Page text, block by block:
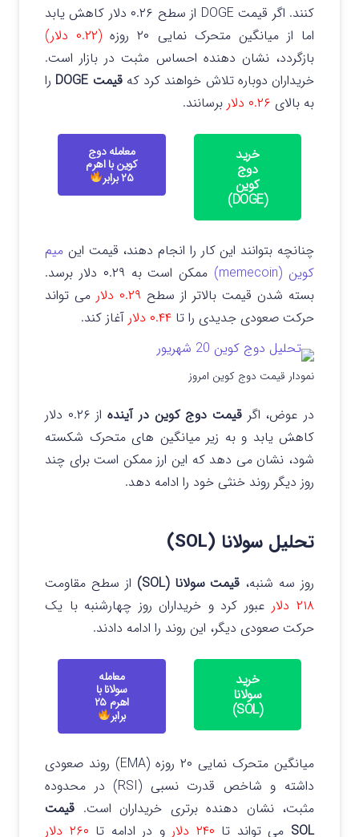
کنند.
اگر قیمت DOGE از سطح ۰.۲۶ دلار کاهش یابد
اما از میانگین متحرک نمایی ۲۰ روزه
(۰.۲۲ دلار)
بازگردد، نشان دهنده احساس مثبت در بازار است.
خریداران دوباره تلاش خواهند کرد کهقیمت DOGE
را
به بالای ۰.۲۶ دلار برسانند.
خرید
دوج
کوین
(DOGE)
معامله دوج
کوین با اهرم
۲۵ برابر
چنانچه بتوانند این کار را انجام دهند، قیمت این میم
کوین (memecoin)
ممکن است به ۰.۲۹ دلار برسد.
بسته شدن قیمت بالاتر از سطح
می تواند
حرکت صعودی جدیدی را تا ۰.۴۴ دلار آغاز کند.
نمودار قیمت دوج کوین امروز
در عوض، اگرقیمت دوج کوین در آینده
از ۰.۲۶ دلار
کاهش یابد و به زیر میانگین های متحرک شکسته
شود، نشان می دهد که این ارز ممکن است برای چند
روز دیگر روند خنثی خود را ادامه دهد.
تحلیل سولانا (SOL)
روز سه شنبه، قیمت سولانا (SOL)
از سطح مقاومت
۲۱۸ دلار
عبور کرد و خریداران روز چهارشنبه با یک
حرکت صعودی دیگر، این روند را ادامه دادند.
خرید
سولانا
(SOL)
معامله
سولانا با
اهرم ۲۵
برابر
میانگین متحرک نمایی ۲۰ روزه (EMA) روند صعودی
داشته و شاخص قدرت نسبی (RSI) در محدوده
مثبت، نشان دهنده برتری خریداران است. قیمت
SOL می تواند تا ۲۴۰ دلار و در ادامه تا ۲۶۰ دلار